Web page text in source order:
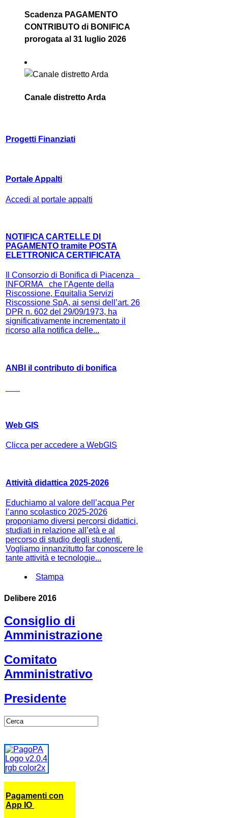
Scadenza PAGAMENTO
CONTRIBUTO di BONIFICA
prorogata al 31 luglio 2026
Canale distretto Arda
Progetti Finanziati
Portale Appalti
Accedi al portale appalti
NOTIFICA CARTELLE DI
PAGAMENTO tramite POSTA
ELETTRONICA CERTIFICATA
Il Consorzio di Bonifica di Piacenza
INFORMA che l’Agente della
Riscossione, Equitalia Servizi
Riscossione SpA, ai sensi dell’art. 26
DPR n. 602 del 29/09/1973, ha
significativamente incrementato il
ricorso alla notifica delle...
ANBI il contributo di bonifica
Web GIS
Clicca per accedere a WebGIS
Attività didattica 2025-2026
Educhiamo al valore dell’acqua Per
l’anno scolastico 2025-2026
proponiamo diversi percorsi didattici,
studiati in relazione all’età e al
percorso di studio degli studenti.
Vogliamo innanzitutto far conoscere le
tante attività e tecnologie...
Stampa
Delibere 2016
Consiglio di
Amministrazione
Comitato
Amministrativo
Presidente
Pagamenti con
App IO